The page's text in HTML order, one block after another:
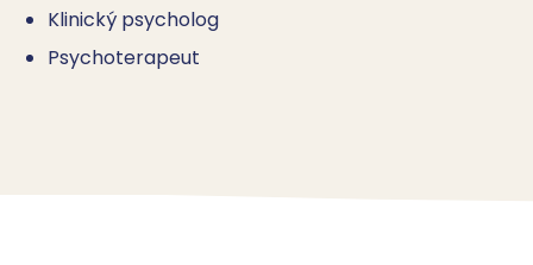
Klinický psycholog
Psychoterapeut